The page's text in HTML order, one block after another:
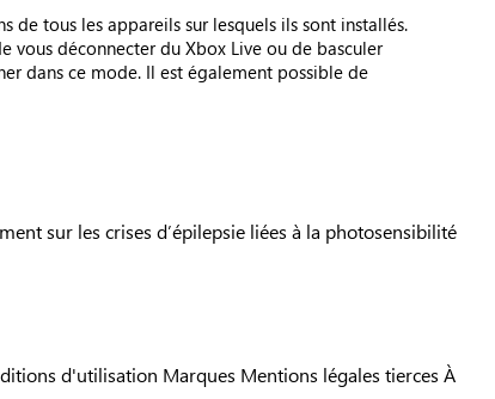
de tous les appareils sur lesquels ils sont installés.
vous déconnecter du Xbox Live ou de basculer
dans ce mode. Il est également possible de
sur les crises d’épilepsie liées à la photosensibilité
d'utilisation Marques Mentions légales tierces À